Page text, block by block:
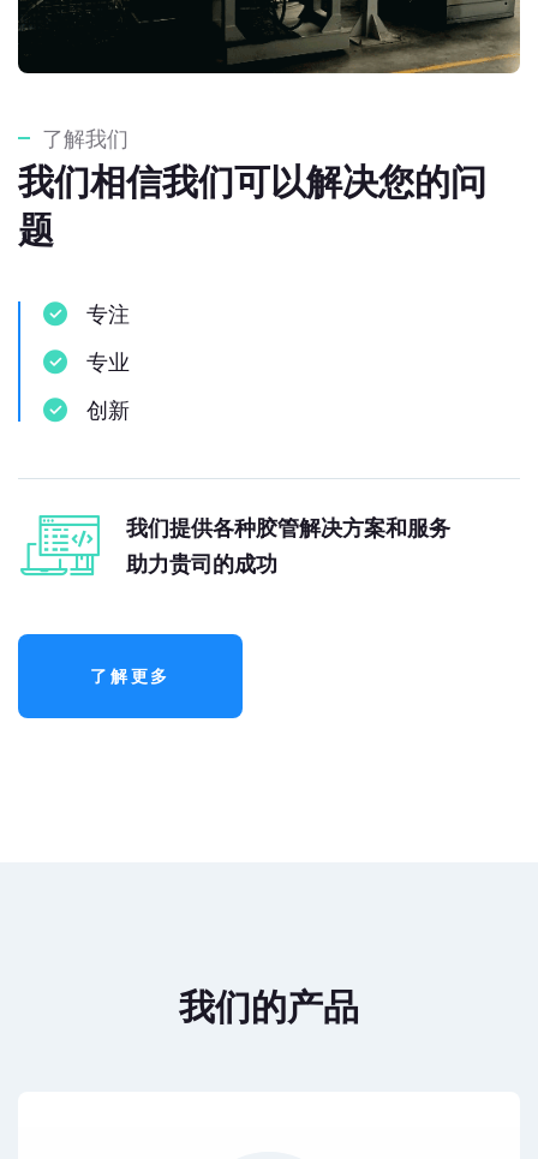
了解我们
我们相信我们可以解决您的问
题
专注
专业
创新
我们提供各种胶管解决方案和服务
助力贵司的成功
了解更多
我们的产品